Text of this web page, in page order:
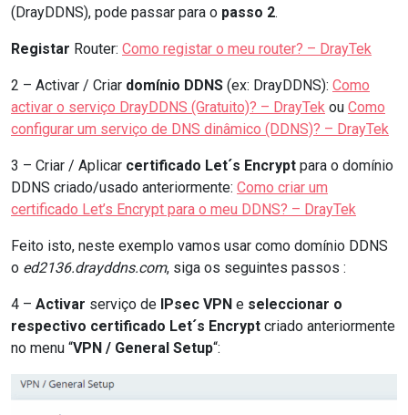
(DrayDDNS), pode passar para o passo 2.
Registar Router: Como registar o meu router? – DrayTek
2 – Activar / Criar domínio DDNS (ex: DrayDDNS): Como
activar o serviço DrayDDNS (Gratuito)? – DrayTek ou Como
configurar um serviço de DNS dinâmico (DDNS)? – DrayTek
3 – Criar / Aplicar certificado Let´s Encrypt para o domínio
DDNS criado/usado anteriormente: Como criar um
certificado Let’s Encrypt para o meu DDNS? – DrayTek
Feito isto, neste exemplo vamos usar como domínio DDNS
o ed2136.drayddns.com, siga os seguintes passos :
4 – Activar serviço de IPsec VPN e seleccionar o
respectivo certificado Let´s Encrypt criado anteriormente
no menu “VPN / General Setup“: